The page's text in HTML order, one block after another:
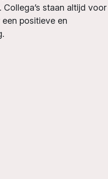
staan altijd voor
positieve en